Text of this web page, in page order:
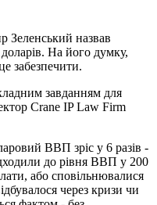
назвав
На його думку,
забезпечити.
завданням для
Crane IP Law Firm
ВВП зріс у 6 разів -
до рівня ВВП у 200
або сповільнювалися
через кризи чи